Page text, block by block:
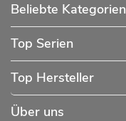
Beliebte Kategorien
Top Serien
Top Hersteller
Über uns